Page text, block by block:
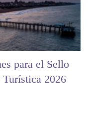
para el Sello
2026